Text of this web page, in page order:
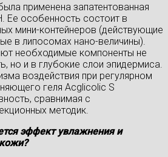
применена запатентованная
Ее особенность состоит в
мини-контейнеров (действующие
в липосомах нано-величины).
необходимые компоненты не
но и в глубокие слои эпидермиса.
воздействия при регулярном
геля Acglicolic S
сравнимая с
методик.
эффект увлажнения и